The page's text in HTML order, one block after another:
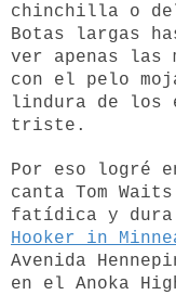
chinchilla o
Botas largas
ver apenas las
con el pelo
lindura de los
triste.
Por eso logré
canta Tom
fatídica y dura
Hooker in
Avenida
en el Anoka